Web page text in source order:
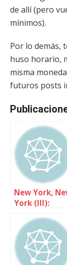
de allí (pero
mínimos).
Por lo demás,
huso horario,
misma
futuros posts
New York,
York (III):